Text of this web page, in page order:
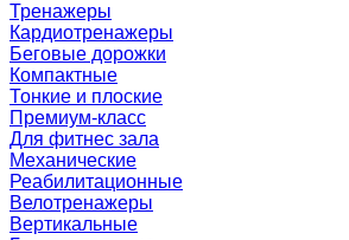
Тренажеры
Кардиотренажеры
Беговые дорожки
Компактные
Тонкие и плоские
Премиум-класс
Для фитнес зала
Механические
Реабилитационные
Велотренажеры
Вертикальные